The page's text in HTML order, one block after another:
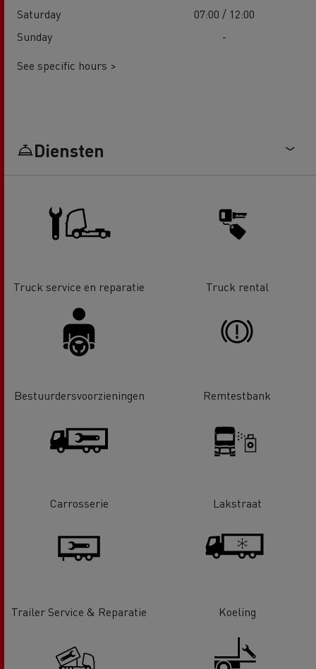
Saturday
07:00 / 12:00
Sunday
-
See specific hours >
Diensten
Truck service en reparatie Truck rental
Bestuurdersvoorzieningen Remtestbank
Carrosserie Lakstraat
Trailer Service & Reparatie Koeling